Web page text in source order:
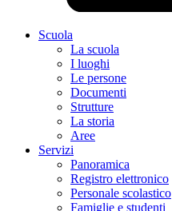
Scuola
La scuola
I luoghi
Le persone
Documenti
Strutture
La storia
Aree
Servizi
Panoramica
Registro elettronico
Personale scolastico
Famiglie e studenti